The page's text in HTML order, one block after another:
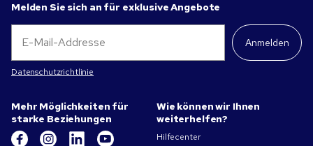
Melden Sie sich an für exklusive Angebote
Anmelden
Datenschutzrichtlinie
Mehr Möglichkeiten für
starke Beziehungen
Wie können wir Ihnen
weiterhelfen?
Hilfecenter